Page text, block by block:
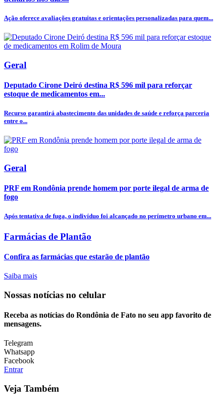
Ação oferece avaliações gratuitas e orientações personalizadas para quem...
Geral
Deputado Cirone Deiró destina R$ 596 mil para reforçar
estoque de medicamentos em...
Recurso garantirá abastecimento das unidades de saúde e reforça parceria
entre o...
Geral
PRF em Rondônia prende homem por porte ilegal de arma de
fogo
Após tentativa de fuga, o indivíduo foi alcançado no perímetro urbano em...
Farmácias de Plantão
Confira as farmácias que estarão de plantão
Saiba mais
Nossas notícias no celular
Receba as notícias do Rondônia de Fato no seu app favorito de
mensagens.
Telegram
Whatsapp
Facebook
Entrar
Veja Também